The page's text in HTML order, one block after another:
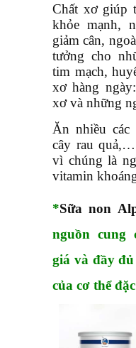
Chất xơ giúp
khỏe mạnh,
giảm cân,
tưởng cho
tim mạch,
xơ hàng
xơ và những
Ăn nhiều các
cây rau
vì chúng là
vitamin
*Sữa non
nguồn cung
giá và đầy
của cơ thể